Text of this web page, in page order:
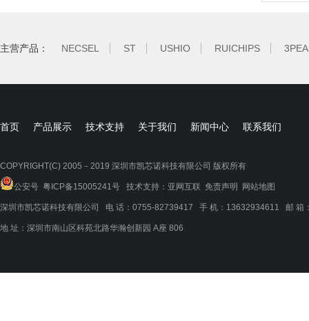
主营产品： NECSEL ST USHIO RUICHIPS
首页 产品展示 技术支持 关于我们 新闻中心 联系我们
COPYRIGHT(C) 2005－2019 深圳市凯芯诺科技有限公司 版权所有
公安号 粤ICP备15005241号 技术支持： 亚网互联 免责声明 网站地图
深圳市凯芯诺科技有限公司 电 话：0755-82739417 手 机：13632934611 邮 箱
地 址：深圳市南山区科苑北路华瀚创新园 A座 806